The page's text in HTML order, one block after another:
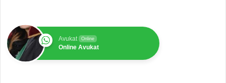
Avukat Online
Online Avukat